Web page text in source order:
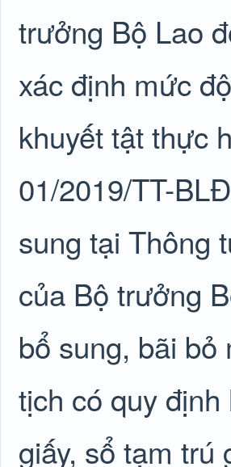
trưởng Bộ Lao
xác định mức
khuyết tật thực
01/2019/TT-
sung tại Thông
của Bộ trưởng
bổ sung, bãi
tịch có quy
giấy, sổ tạm trú